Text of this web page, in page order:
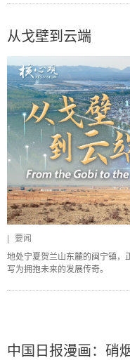
从戈壁到云端
要闻
地处宁夏贺兰山东麓的闽宁镇，
写为拥抱未来的发展传奇。
中国日报漫画：硝